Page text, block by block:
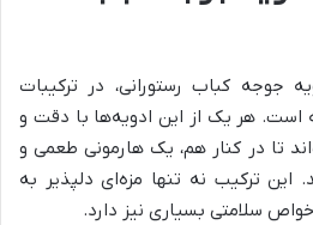
جوجه کباب رستورانی، در ترکیبات
است. هر یک از این ادویه‌ها با دقت و
تا در کنار هم، یک هارمونی طعمی و
این ترکیب نه تنها مزه‌ای دلپذیر به
سلامتی بسیاری نیز دارد.